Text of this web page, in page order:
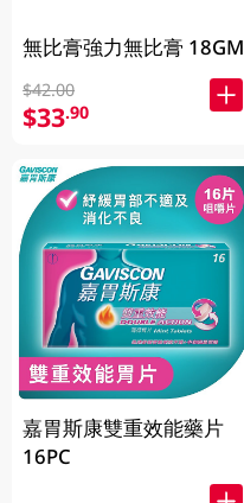
無比膏強力無比膏 18GM
$42.00
$33.90
嘉胃斯康雙重效能藥片
16PC